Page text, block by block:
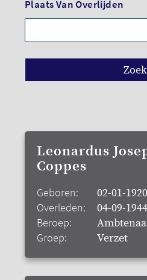
Plaats Van Overlijden
Leonardus
Coppes
Geboren:
02-01-
Overleden:
04-09-
Beroep:
Groep:
Verzet